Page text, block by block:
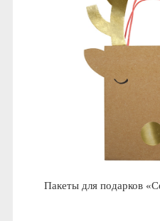
Пакеты для подарков